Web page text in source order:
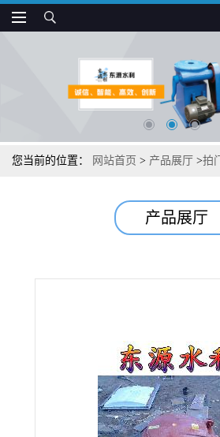
您当前的位置： 网站首页 > 产品展厅 >拍门
产品展厅